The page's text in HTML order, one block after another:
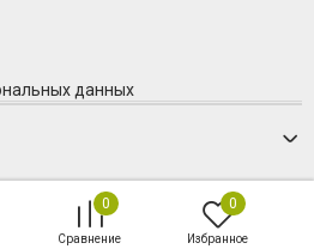
данных
0
Сравнение
0
Избранное